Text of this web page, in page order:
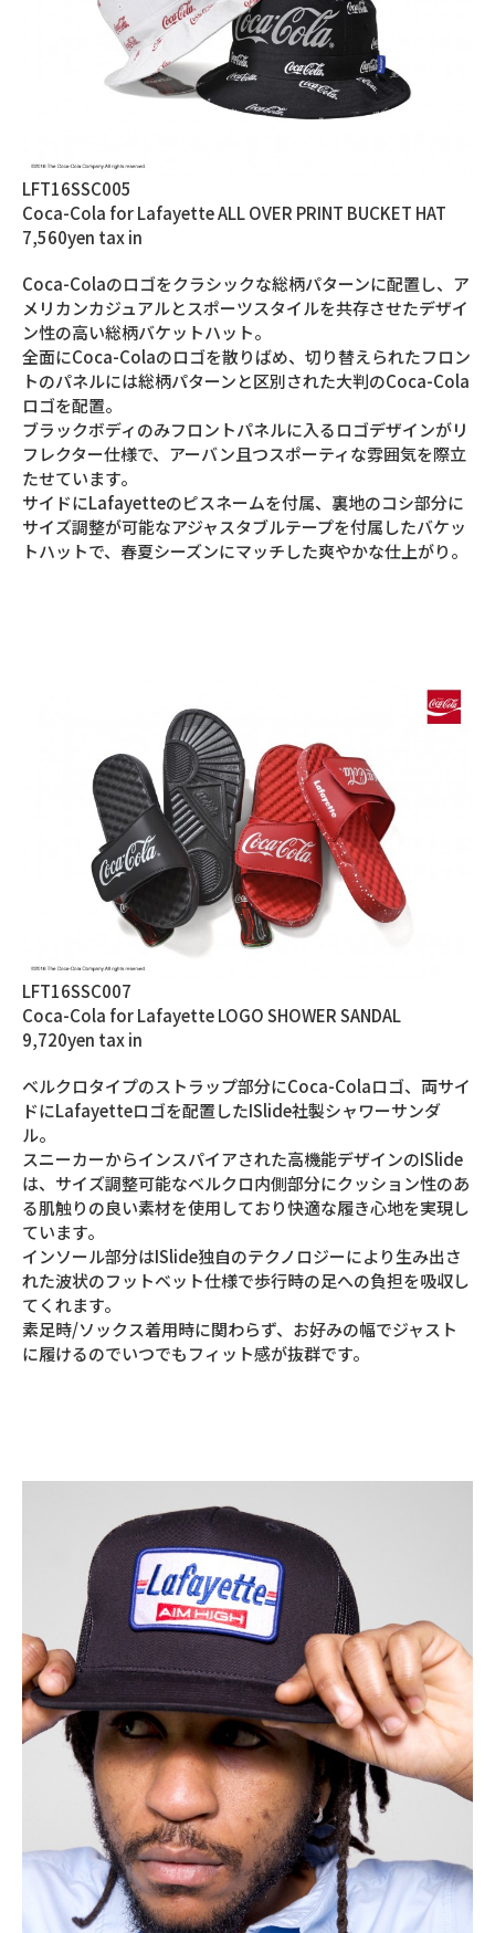
LFT16SSC005
Coca-Cola for Lafayette ALL OVER PRINT BUCKET HAT
7,560yen tax in
Coca-Colaのロゴをクラシックな総柄パターンに配置し、ア
メリカンカジュアルとスポーツスタイルを共存させたデザイ
ン性の高い総柄バケットハット。
全面にCoca-Colaのロゴを散りばめ、切り替えられたフロン
トのパネルには総柄パターンと区別された大判のCoca-Cola
ロゴを配置。
ブラックボディのみフロントパネルに入るロゴデザインがリ
フレクター仕様で、アーバン且つスポーティな雰囲気を際立
たせています。
サイドにLafayetteのピスネームを付属、裏地のコシ部分に
サイズ調整が可能なアジャスタブルテープを付属したバケッ
トハットで、春夏シーズンにマッチした爽やかな仕上がり。
LFT16SSC007
Coca-Cola for Lafayette LOGO SHOWER SANDAL
9,720yen tax in
ベルクロタイプのストラップ部分にCoca-Colaロゴ、両サイ
ドにLafayetteロゴを配置したISlide社製シャワーサンダ
ル。
スニーカーからインスパイアされた高機能デザインのISlide
は、サイズ調整可能なベルクロ内側部分にクッション性のあ
る肌触りの良い素材を使用しており快適な履き心地を実現し
ています。
インソール部分はISlide独自のテクノロジーにより生み出さ
れた波状のフットベット仕様で歩行時の足への負担を吸収し
てくれます。
素足時/ソックス着用時に関わらず、お好みの幅でジャスト
に履けるのでいつでもフィット感が抜群です。